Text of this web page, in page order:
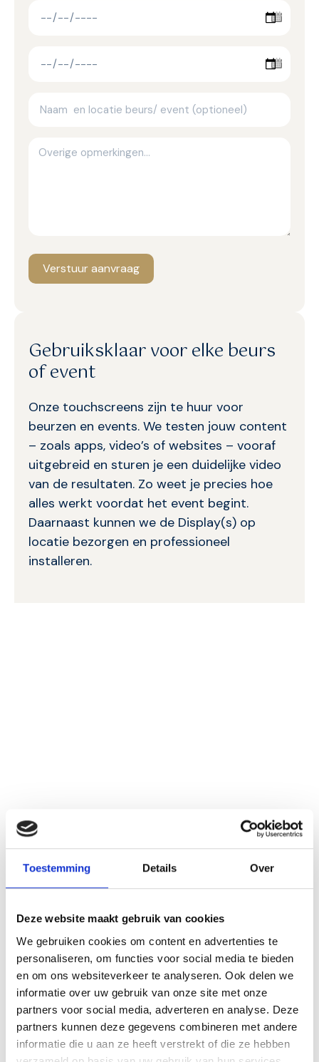
Toestemming Details Over
Deze website maakt gebruik van cookies
We gebruiken cookies om content en advertenties te
personaliseren, om functies voor social media te bieden
en om ons websiteverkeer te analyseren. Ook delen we
informatie over uw gebruik van onze site met onze
partners voor social media, adverteren en analyse. Deze
partners kunnen deze gegevens combineren met andere
informatie die u aan ze heeft verstrekt of die ze hebben
Verstuur aanvraag
Gebruiksklaar voor elke beurs
of event
Onze touchscreens zijn te huur voor
beurzen en events. We testen jouw content
– zoals apps, video’s of websites – vooraf
uitgebreid en sturen je een duidelijke video
van de resultaten. Zo weet je precies hoe
alles werkt voordat het event begint.
Daarnaast kunnen we de Display(s) op
locatie bezorgen en professioneel
installeren.
Veelgestelde vragen
Hoe lang kan ik een display huren?